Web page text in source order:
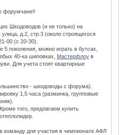
форумчане!!
Шкодоводов (и не только) на
д.2, стр.3 (около строящегося
00 (с 20-30).
5 поколения, можно играть в бутсах,
40-ка шиповках, Мастерфлоу в
Для учета стоят квартирные
- шкодоводы с форума).
1,5 часа (разминка, групповые
того, предлагаем купить
команду для участия в чемпионате АФЛ